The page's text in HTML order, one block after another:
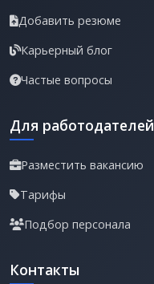
Добавить резюме
Карьерный блог
Частые вопросы
Для работодателей
Разместить вакансию
Тарифы
Подбор персонала
Контакты